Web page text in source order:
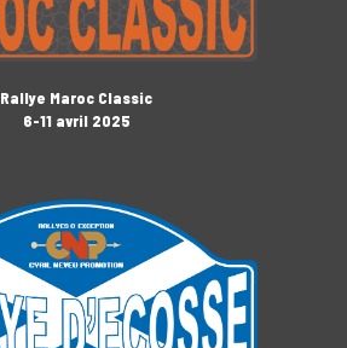
Rallye Maroc Classic
6-11 avril 2025